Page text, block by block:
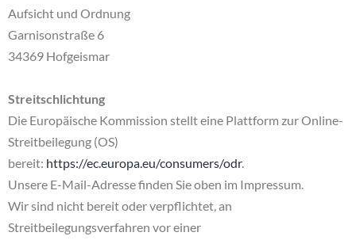
Aufsicht und Ordnung
Garnisonstraße 6
34369 Hofgeismar
Streitschlichtung
Die Europäische Kommission stellt eine Plattform zur Online-
Streitbeilegung (OS)
bereit: https://ec.europa.eu/consumers/odr.
Unsere E-Mail-Adresse finden Sie oben im Impressum.
Wir sind nicht bereit oder verpflichtet, an
Streitbeilegungsverfahren vor einer